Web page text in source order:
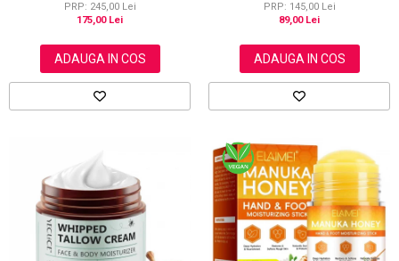
PRP: 245,00 Lei
175,00 Lei
ADAUGA IN COS
PRP: 145,00 Lei
89,00 Lei
ADAUGA IN COS